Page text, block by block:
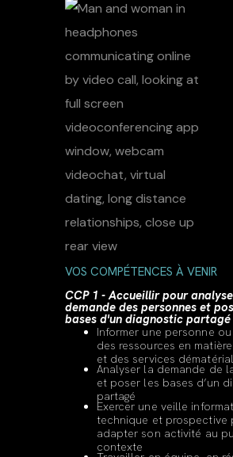
VOS COMPÉTENCES À VENIR
CCP 1 - Accueillir pour
demande des personnes et
bases d'un diagnostic partagé
Informer une personne
des ressources en
et des services
Analyser la demande de
et poser les bases d’un
partagé
Exercer une veille
technique et prospective
adapter son activité au
contexte